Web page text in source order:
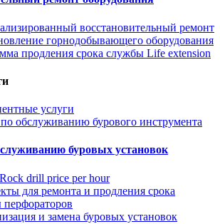
восстановительный ремонт
горнодобывающего оборудования
продления срока службы Life extension
услуги
обслуживанию бурового инструмента
буровых установок
drill price per hour
для ремонта и продления срока
и замена буровых установок